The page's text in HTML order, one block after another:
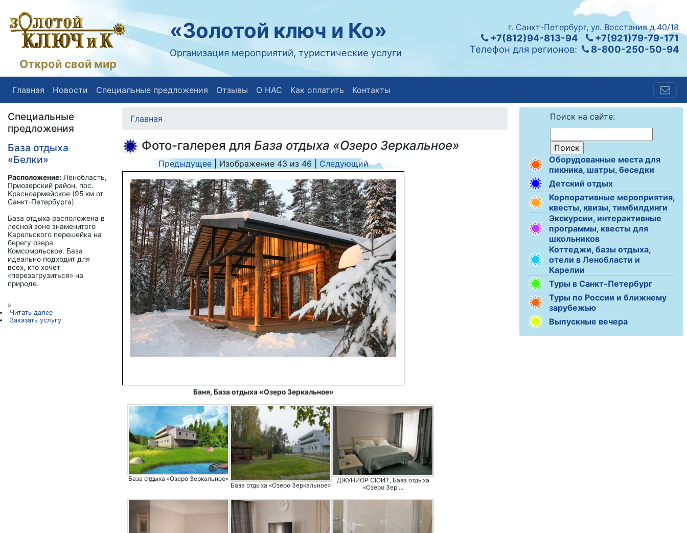
Открой свой мир
«Золотой ключ и Ко»
Организация мероприятий, туристические услуги
г. Санкт-Петербург, ул. Восстания д.40/18
+7(812)94-813-94
+7(921)79-79-171
Телефон для регионов:
8-800-250-50-94
Главная Новости Специальные предложения Отзывы О НАС Как оплатить Контакты
Поиск на сайте:
Оборудованные места для
пикника, шатры, беседки
Детский отдых
Корпоративные мероприятия,
квесты, квизы, тимбилдинги
Экскурсии, интерактивные
программы, квесты для
школьников
Коттеджи, базы отдыха,
отели в Ленобласти и
Карелии
Туры в Санкт-Петербург
Туры по России и ближнему
зарубежью
Выпускные вечера
Главная
Фото-галерея для База отдыха «Озеро Зеркальное»
Предыдущее| Изображение 43 из 46 Следующий
Баня, База отдыха «Озеро Зеркальное»
База отдыха «Озеро Зеркальное»
База отдыха «Озеро Зеркальное»
ДЖУНИОР СЮИТ, База отдыха
«Озеро Зер ...
Специальные
предложения
База отдыха
«Белки»
Расположение: Ленобласть,
Приозерский район, пос.
Красноармейское (95 км от
Санкт-Петербурга)
База отдыха расположена в
лесной зоне знаменитого
Карельского перешейка на
берегу озера
Комсомольское. База
идеально подходит для
всех, кто хочет
«перезагрузиться» на
природе.
»
Читать далее
Заказать услугу